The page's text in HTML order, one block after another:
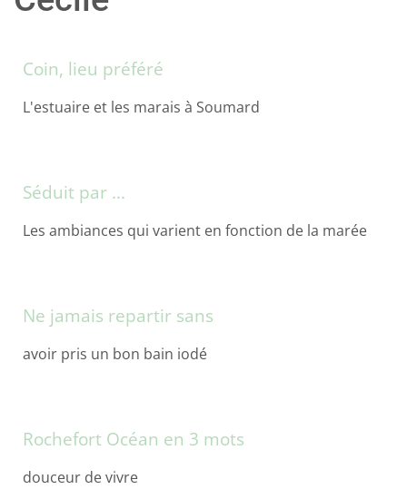
Coin, lieu préféré
L'estuaire et les marais à Soumard
Séduit par ...
Les ambiances qui varient en fonction de la marée
Ne jamais repartir sans
avoir pris un bon bain iodé
Rochefort Océan en 3 mots
douceur de vivre